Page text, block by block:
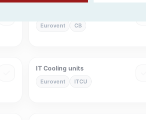
Eurovent CB
IT Cooling units
Eurovent ITCU